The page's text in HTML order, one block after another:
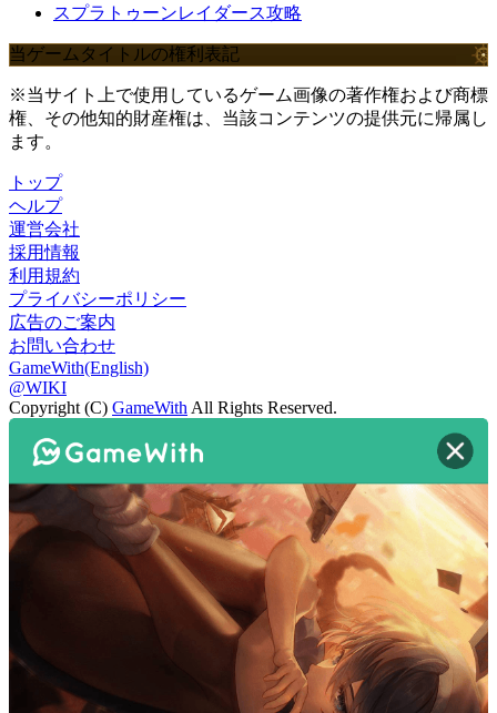
スプラトゥーンレイダース攻略
当ゲームタイトルの権利表記
※当サイト上で使用しているゲーム画像の著作権および商標
権、その他知的財産権は、当該コンテンツの提供元に帰属し
ます。
トップ
ヘルプ
運営会社
採用情報
利用規約
プライバシーポリシー
広告のご案内
お問い合わせ
GameWith(English)
@WIKI
Copyright (C) GameWith All Rights Reserved.